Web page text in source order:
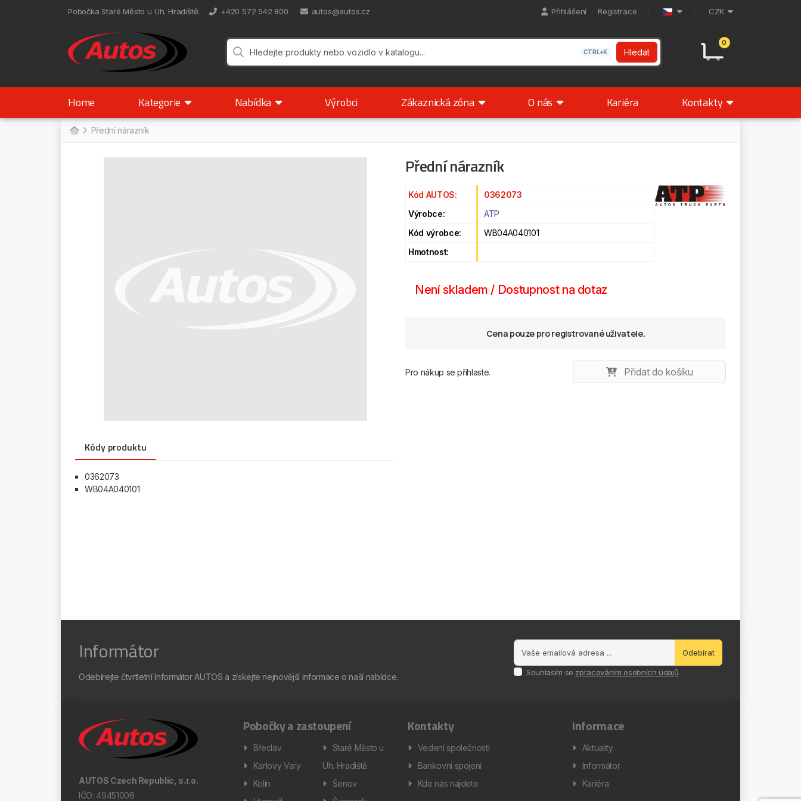
Pobočka Staré Město u Uh. Hradiště: +420 572 542 800 autos@autos.cz Přihlášení Registrace CZK
0
CTRL+K Hledat
Home Kategorie Nabídka Výrobci Zákaznická zóna O nás Kariéra Kontakty
Přední nárazník
Přední nárazník
Kód AUTOS:
0362073
Výrobce:
ATP
Kód výrobce:
WB04A040101
Hmotnost:
Není skladem / Dostupnost na dotaz
Cena pouze pro registrované uživatele.
Pro nákup se přihlaste. Přidat do košíku
Kódy produktu
0362073
WB04A040101
Informátor
Odebírejte čtvrtletní Informátor AUTOS a získejte nejnovější informace o naší nabídce.
Odebírat
Souhlasím se zpracováním osobních údajů.
AUTOS Czech Republic, s.r.o.
IČO: 49451006
Pobočky a zastoupení
Břeclav
Karlovy Vary
Kolín
Staré Město u
Uh. Hradiště
Šenov
Kontakty
Vedení společnosti
Bankovní spojení
Kde nás najdete
Informace
Aktuality
Informátor
Kariéra